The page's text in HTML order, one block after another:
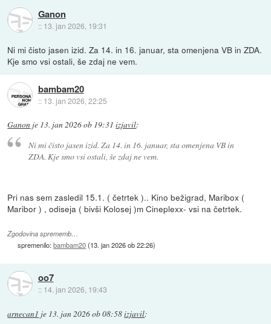
Ganon
:: 13. jan 2026, 19:31
Ni mi čisto jasen izid. Za 14. in 16. januar, sta omenjena VB in ZDA.
Kje smo vsi ostali, še zdaj ne vem.
bambam20
:: 13. jan 2026, 22:25
Ganon je 13. jan 2026 ob 19:31 izjavil:
Ni mi čisto jasen izid. Za 14. in 16. januar, sta omenjena VB in
ZDA. Kje smo vsi ostali, še zdaj ne vem.
Pri nas sem zasledil 15.1. ( četrtek ).. Kino bežigrad, Maribox (
Maribor ) , odiseja ( bivši Kolosej )m Cineplexx- vsi na četrtek.
Zgodovina sprememb…
spremenilo:bambam20(13. jan 2026 ob 22:26)
oo7
:: 14. jan 2026, 19:43
arnecan1 je 13. jan 2026 ob 08:58izjavil: